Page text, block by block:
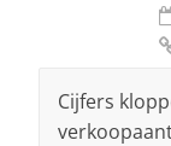
Cijfers